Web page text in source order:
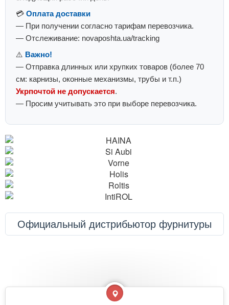
💳 Оплата доставки
— При получении согласно тарифам перевозчика.
— Отслеживание: novaposhta.ua/tracking
⚠️ Важно!
— Отправка длинных или хрупких товаров (более 70
см: карнизы, оконные механизмы, трубы и т.п.)
Укрпочтой не допускается.
— Просим учитывать это при выборе перевозчика.
Официальный дистрибьютор фурнитуры